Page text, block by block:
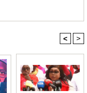
< >